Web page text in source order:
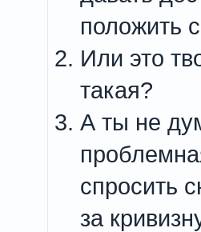
положить
Или это
такая?
А ты не
спросить
за